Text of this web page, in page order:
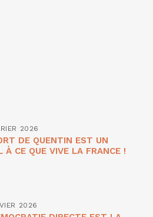
2026
DE QUENTIN EST UN
À CE QUE VIVE LA FRANCE !
2026